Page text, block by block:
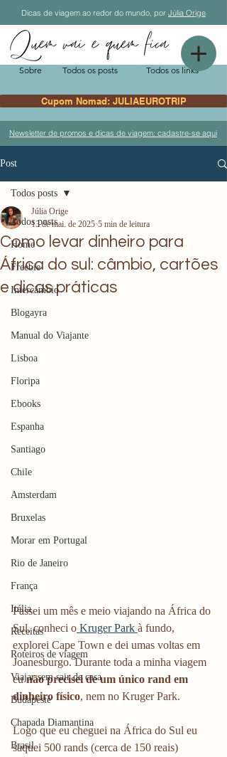
Sobre Todos os posts Todos os links
Cupom Nomad: JULIAEUROTRIP
Dicas de viagem ao redor do mundo, por Júlia Orige
Newsletter de promos e dicas de viagem: cadastre-se aqui
Post
Todos posts
Home
Freebie
Intercâmbio
Blogayra
Manual do Viajante
Lisboa
Floripa
Ebooks
Espanha
Santiago
Chile
Amsterdam
Bruxelas
Morar em Portugal
Rio de Janeiro
França
Itália
Receitas
Roteiros de viagem
Viajar sem sair de casa
Budapeste
Chapada Diamantina
Brasil
Todos posts
Como levar dinheiro para
África do sul: câmbio, cartões
e dicas práticas
Júlia Orige
13 de mai. de 2025 5 min de leitura
Passei um mês e meio viajando na África do
Sul, conheci o Kruger Park à fundo,
explorei Cape Town e dei umas voltas em
Joanesburgo. Durante toda a minha viagem
eu não precisei de um único rand em
dinheiro físico, nem no Kruger Park.
Logo que eu cheguei na África do Sul eu
saquei 500 rands (cerca de 150 reais)